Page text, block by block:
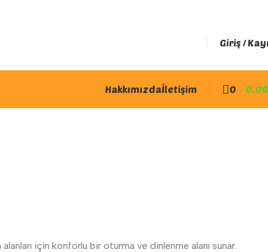
Giriş /
Hakkımızdaİletişim 0 0.00
için konforlu bir oturma ve dinlenme alanı sunar.